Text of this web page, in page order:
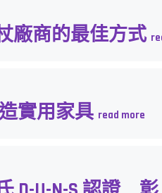
廠商的最佳方式
實用家具